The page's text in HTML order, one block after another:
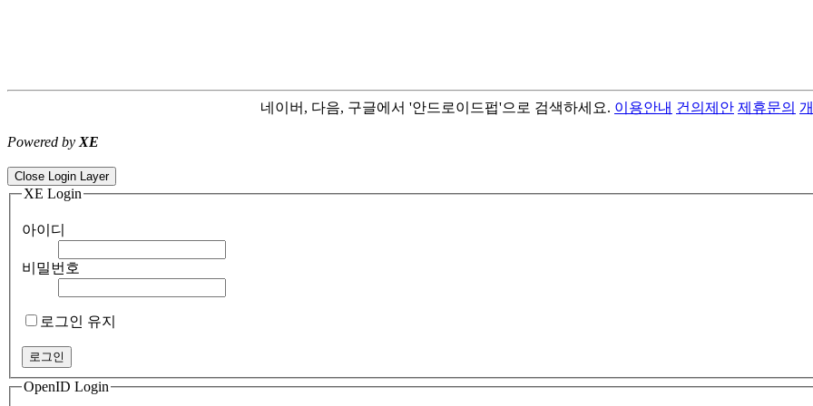
네이버, 다음, 구글에서 '안드로이드펍'으로 검색하세요. 이용안내 건의제안 제휴문의
Powered by XE
Close Login Layer
XE Login
아이디
비밀번호
로그인 유지
OpenID Login